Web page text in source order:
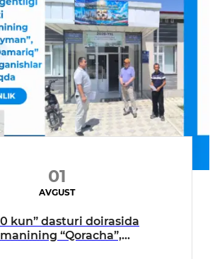
01
AVGUST
kun” dasturi doirasida
“Qoracha”,